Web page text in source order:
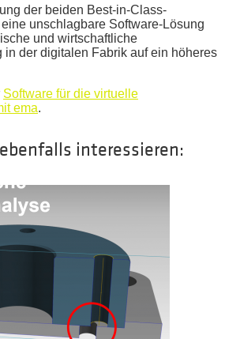
der beiden Best-in-Class-
unschlagbare Software-Lösung
und wirtschaftliche
in der digitalen Fabrik auf ein höheres
Software für die virtuelle
ema.
interessieren: